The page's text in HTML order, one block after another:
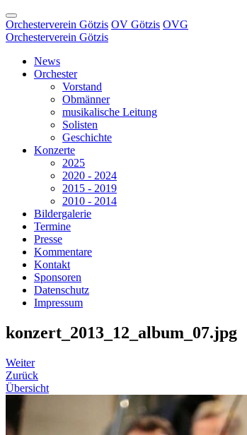
Orchesterverein Götzis OV Götzis OVG
Orchesterverein Götzis
News
Orchester
Vorstand
Obmänner
musikalische Leitung
Solisten
Geschichte
Konzerte
2025
2020 - 2024
2015 - 2019
2010 - 2014
Bildergalerie
Termine
Presse
Kommentare
Kontakt
Sponsoren
Datenschutz
Impressum
konzert_2013_12_album_07.jpg
Weiter
Zurück
Übersicht